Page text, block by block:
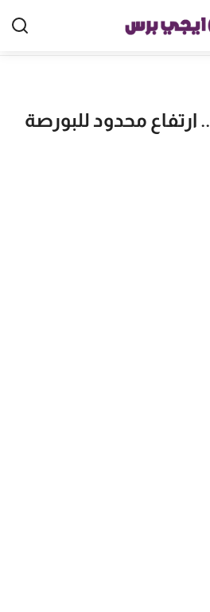
الأحد 6 يوليو 2025.. ارتفاع محدود للبورصة